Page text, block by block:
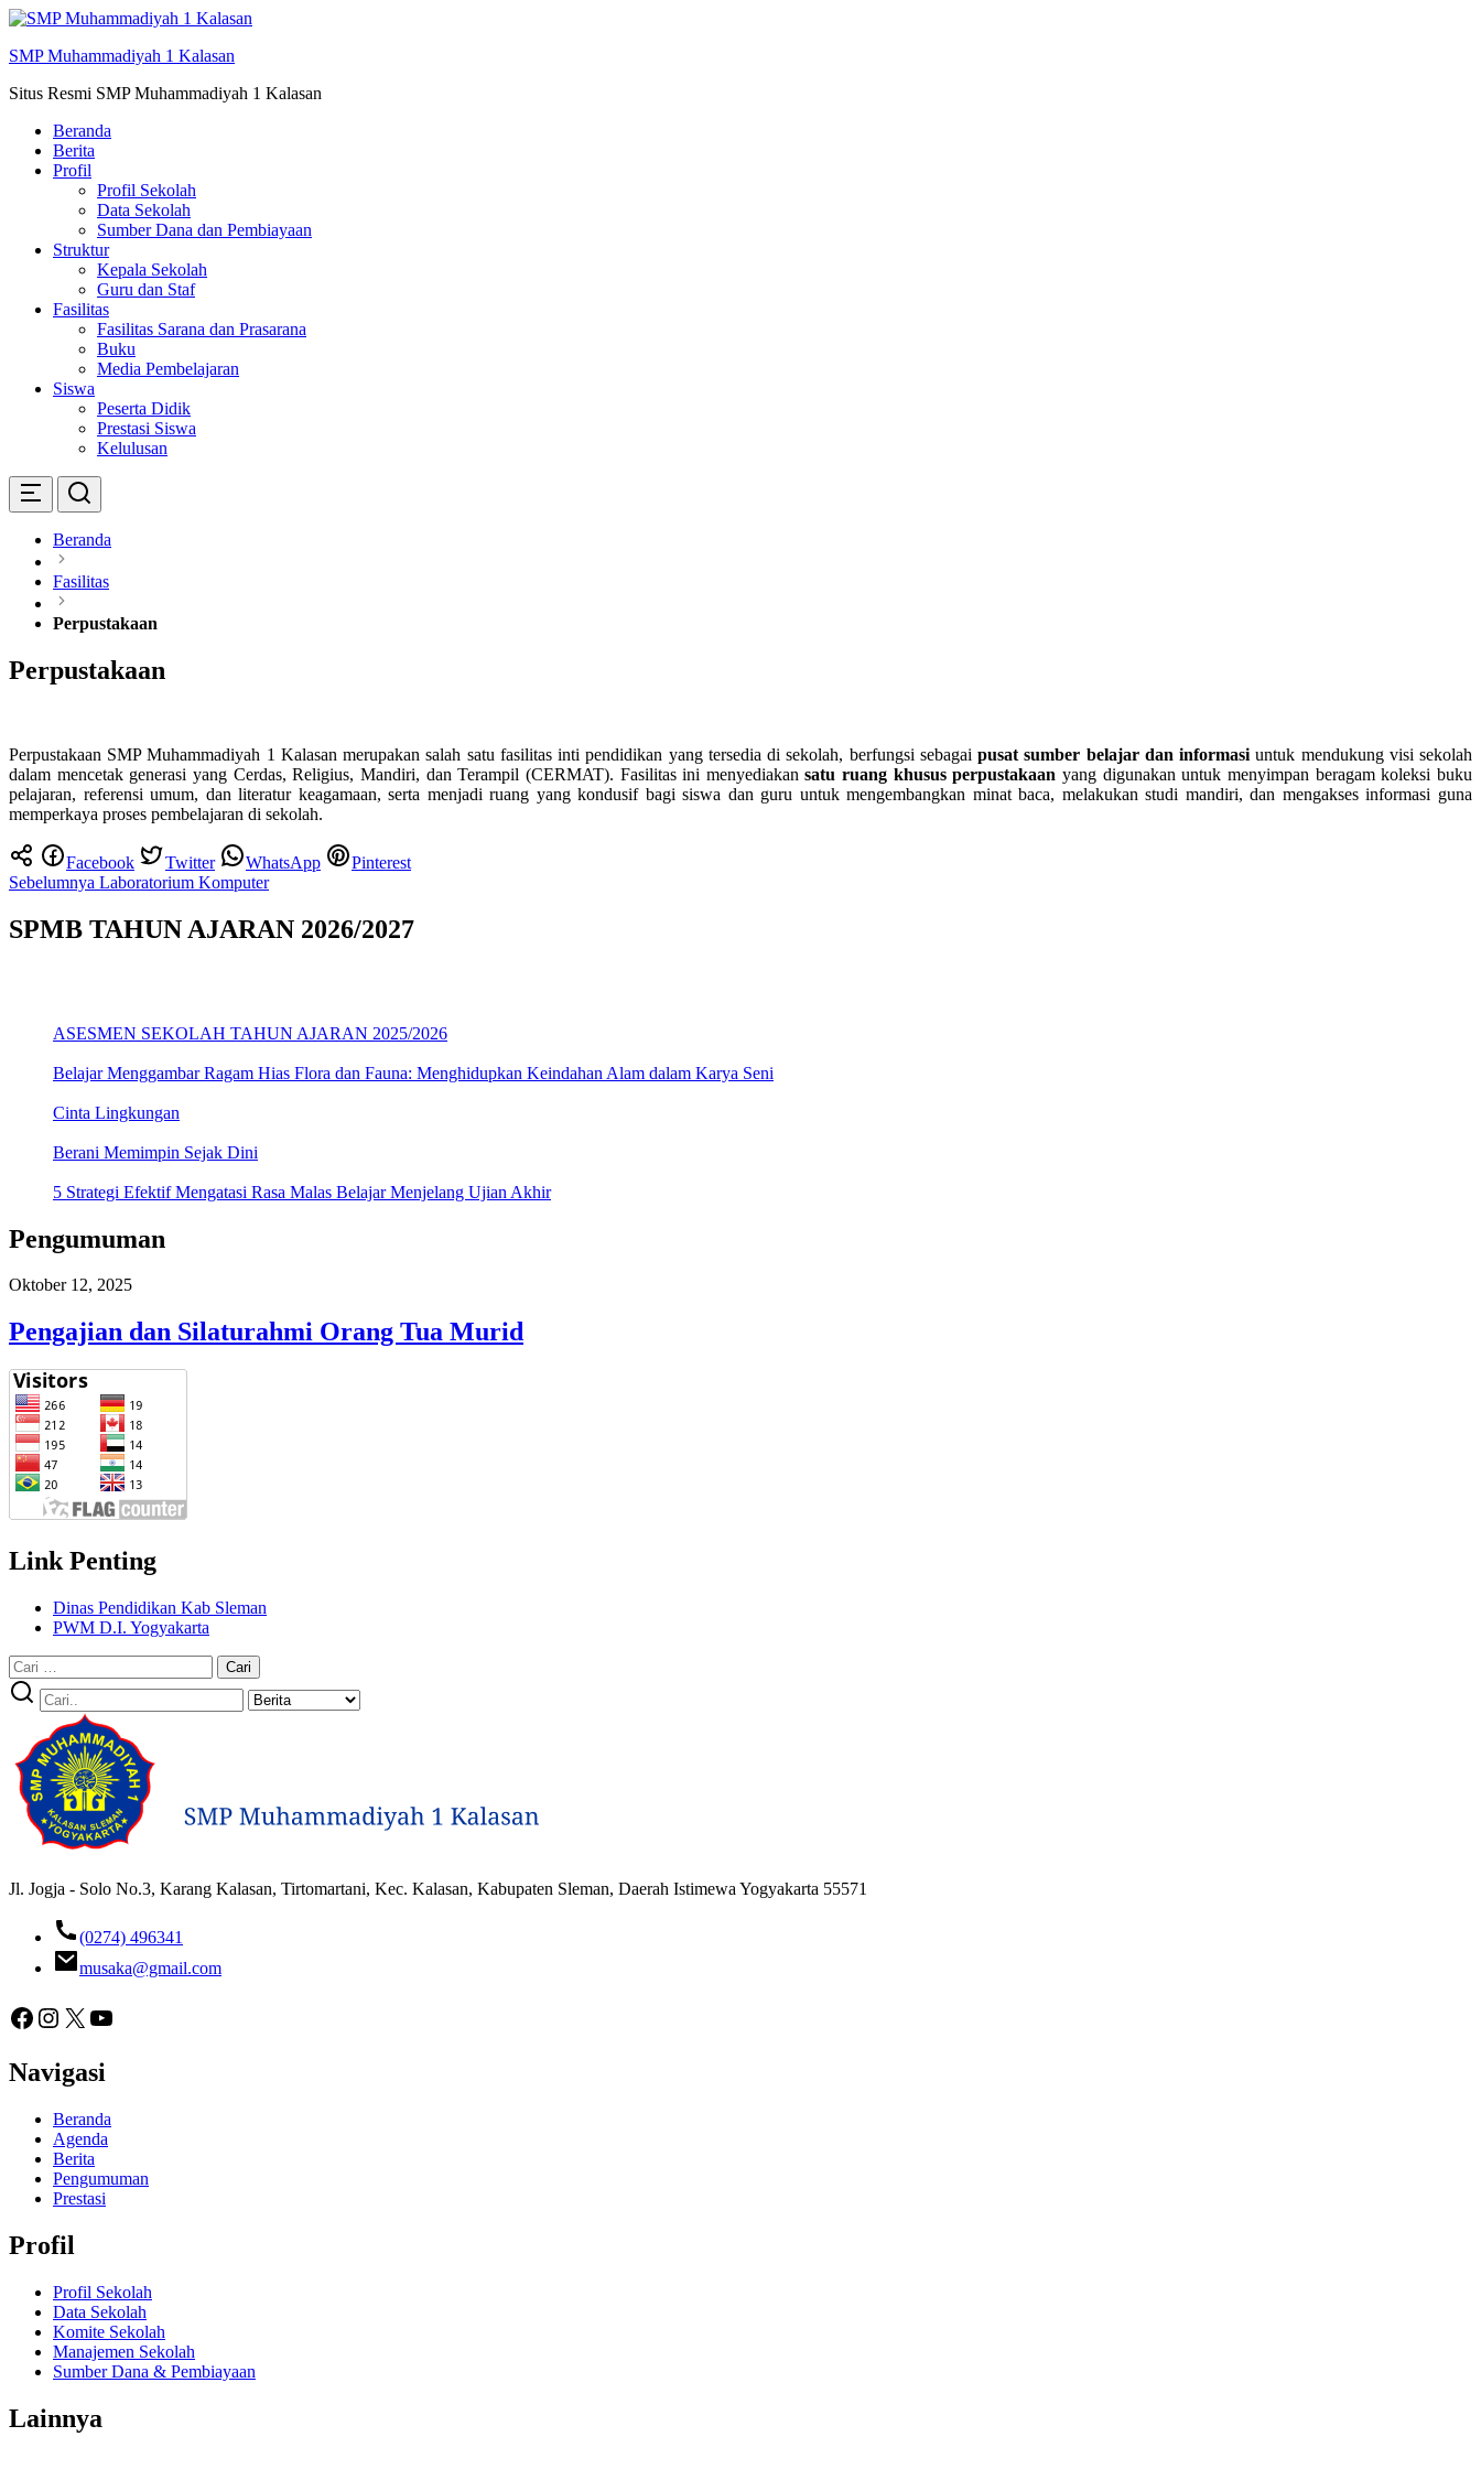
Skip
konten
SMP Muhammadiyah 1 Kalasan
Situs Resmi SMP Muhammadiyah 1 Kalasan
Beranda
Berita
Profil
Profil Sekolah
Data Sekolah
Sumber Dana dan Pembiayaan
Struktur
Kepala Sekolah
Guru dan Staf
Fasilitas
Fasilitas Sarana dan Prasarana
Buku
Media Pembelajaran
Siswa
Peserta Didik
Prestasi Siswa
Kelulusan
Beranda
Fasilitas
Perpustakaan
Perpustakaan
Perpustakaan SMP Muhammadiyah 1 Kalasan merupakan salah satu fasilitas inti pendidikan yang tersedia di sekolah, berfungsi sebagaipusat sumber belajar dan informasi untuk mendukung visi sekolah
dalam mencetak generasi yang Cerdas, Religius, Mandiri, dan Terampil (CERMAT). Fasilitas ini menyediakansatu ruang khusus perpustakaan yang digunakan untuk menyimpan beragam koleksi buku
pelajaran, referensi umum, dan literatur keagamaan, serta menjadi ruang yang kondusif bagi siswa dan guru untuk mengembangkan minat baca, melakukan studi mandiri, dan mengakses informasi guna
memperkaya proses pembelajaran di sekolah.
Facebook Twitter WhatsApp Pinterest
Navigasi
pos
Sebelumnya Laboratorium Komputer
SPMB TAHUN AJARAN 2026/2027
ASESMEN SEKOLAH TAHUN AJARAN 2025/2026
Belajar Menggambar Ragam Hias Flora dan Fauna: Menghidupkan Keindahan Alam dalam Karya Seni
Cinta Lingkungan
Berani Memimpin Sejak Dini
5 Strategi Efektif Mengatasi Rasa Malas Belajar Menjelang Ujian Akhir
Pengumuman
Oktober 12, 2025
Pengajian dan Silaturahmi Orang Tua Murid
Link Penting
Dinas Pendidikan Kab Sleman
PWM D.I. Yogyakarta
Cari
untuk:
Jl. Jogja - Solo No.3, Karang Kalasan, Tirtomartani, Kec. Kalasan, Kabupaten Sleman, Daerah Istimewa Yogyakarta 55571
(0274) 496341
musaka@gmail.com
Facebook
Instagram
X YouTube
Navigasi
Beranda
Agenda
Berita
Pengumuman
Prestasi
Profil
Profil Sekolah
Data Sekolah
Komite Sekolah
Manajemen Sekolah
Sumber Dana & Pembiayaan
Lainnya